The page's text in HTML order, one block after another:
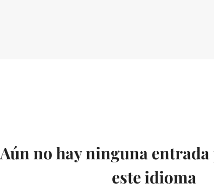
Aún no hay ninguna
este idioma